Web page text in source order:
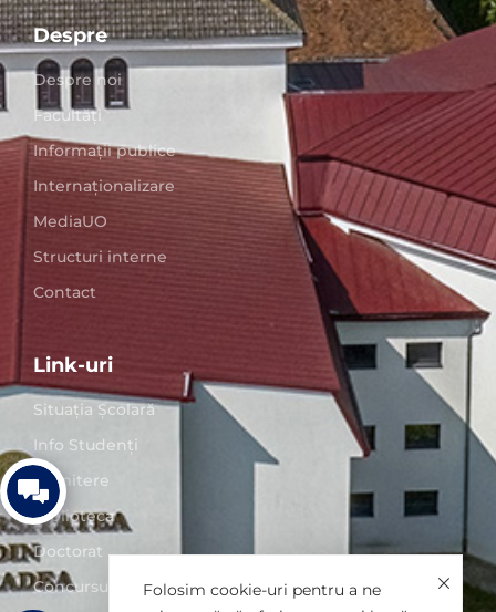
Despre
Despre noi
Facultăți
Informații publice
Internaționalizare
MediaUO
Structuri interne
Contact
Link-uri
Situaţia Școlară
Info Studenți
Admitere
Biblioteca
Doctorat
Concursuri posturiFolosim cookie-uri pentru a ne